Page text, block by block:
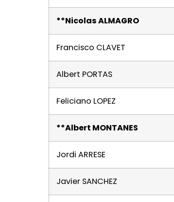
**Nicolas ALMAGRO
Francisco CLAVET
Albert PORTAS
Feliciano LOPEZ
**Albert MONTANES
Jordi ARRESE
Javier SANCHEZ